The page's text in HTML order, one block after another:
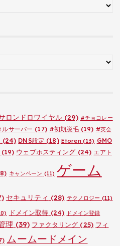
ロンドロワイヤル(29) #チョコレー
サーバー (17) #初期脱毛(19) #英会
(24) DNS設定 (18) Etoren(13) GMO
(19) ウェブホスティング (24) エアト
キャンペーン (11) ゲーム
セキュリティ (28) テクノロジー (11)
ドメイン取得 (24) ドメイン登録
理 (39) ファクタリング (25) フィ
ムームードメイン